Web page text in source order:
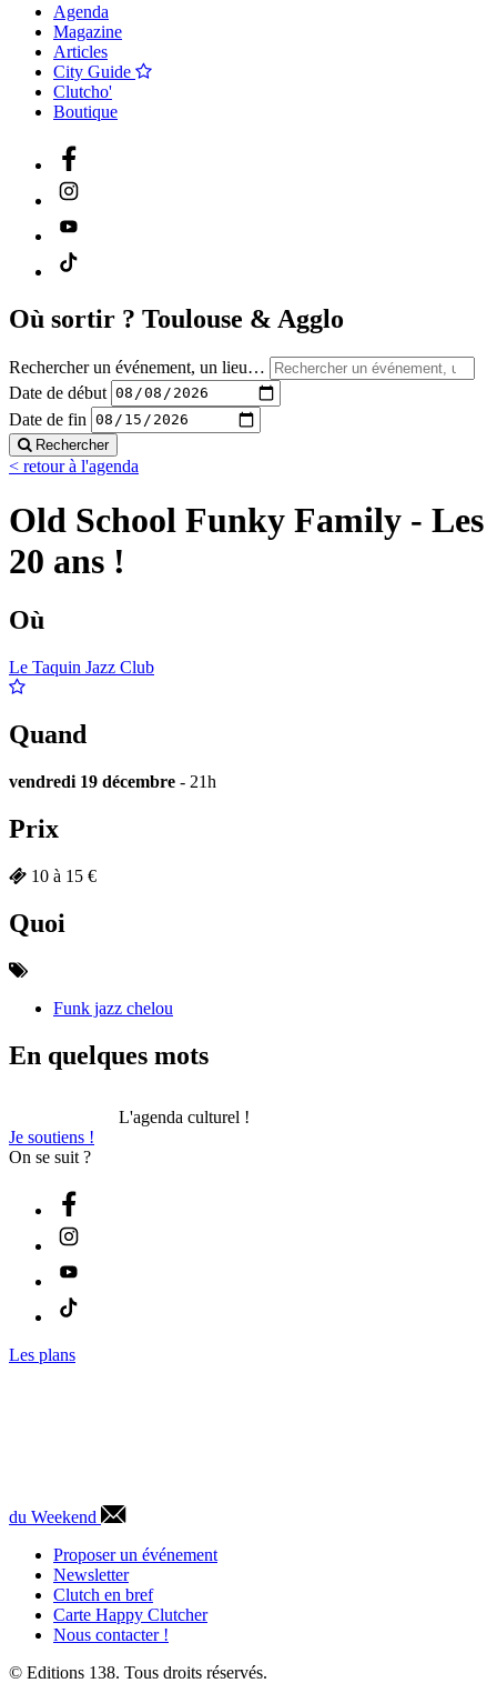
Agenda
Magazine
Articles
City Guide
Clutcho'
Boutique
Où sortir ? Toulouse & Agglo
Rechercher un événement, un lieu…
Date de début
Date de fin
Rechercher
< retour à l'agenda
Old School Funky Family - Les
20 ans !
Où
Le Taquin Jazz Club
Quand
vendredi 19 décembre - 21h
Prix
10 à 15 €
Quoi
Funk jazz chelou
En quelques mots
L'agenda culturel !
Je soutiens !
On se suit ?
Les plans
du Weekend
Proposer un événement
Newsletter
Clutch en bref
Carte Happy Clutcher
Nous contacter !
© Editions 138. Tous droits réservés.